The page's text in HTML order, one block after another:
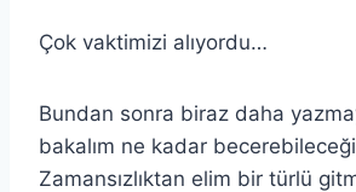
Çok vaktimizi alıyordu…
Bundan sonra biraz daha
bakalım ne kadar
Zamansızlıktan elim bir türlü